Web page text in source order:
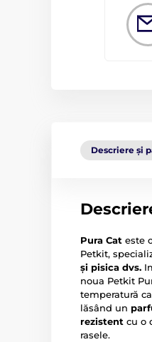
Descriere și
Pura Cat este
Petkit,
și pisica dvs.
noua Petkit
temperatură
lăsând un
rezistent cu o
rasele.